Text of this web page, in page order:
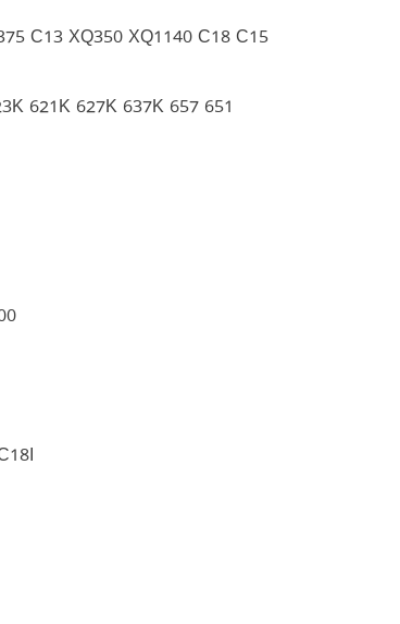
C13 XQ350 XQ1140 C18 C15
621K 627K 637K 657 651